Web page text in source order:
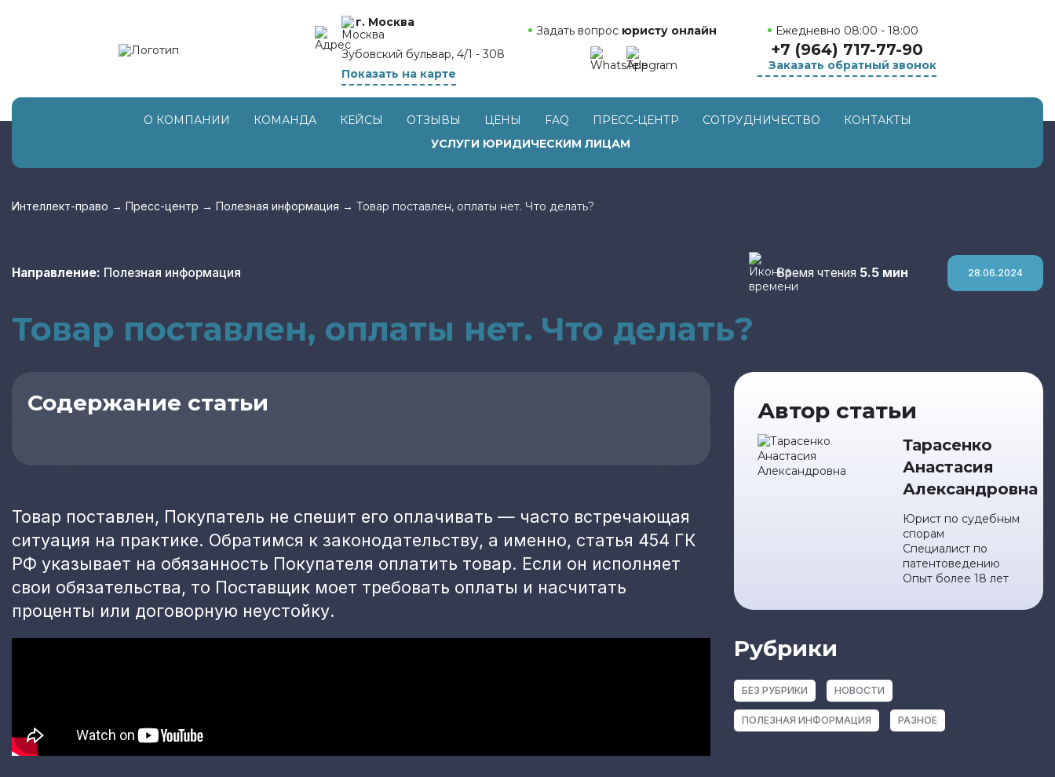
г. Москва
Зубовский бульвар, 4/1 - 308
Показать на карте
Задать вопрос юристу онлайн Ежедневно 08:00 - 18:00
+7 (964) 717-77-90
Заказать обратный звонок
УСЛУГИ ЮРИДИЧЕСКИМ ЛИЦАМ
О КОМПАНИИ КОМАНДА КЕЙСЫ ОТЗЫВЫ ЦЕНЫ FAQ ПРЕСС-ЦЕНТР СОТРУДНИЧЕСТВО КОНТАКТЫ
Интеллект-право → Пресс-центр → Полезная информация → Товар поставлен, оплаты нет. Что делать?
Направление: Полезная информация Время чтения 5.5 мин 28.06.2024
Товар поставлен, оплаты нет. Что делать?
Содержание статьи
Товар поставлен, Покупатель не спешит его оплачивать — часто встречающая
ситуация на практике. Обратимся к законодательству, а именно, статья 454 ГК
РФ указывает на обязанность Покупателя оплатить товар. Если он исполняет
свои обязательства, то Поставщик моет требовать оплаты и насчитать
проценты или договорную неустойку.
Автор статьи
Тарасенко
Анастасия
Александровна
Юрист по судебным
спорам
Специалист по
патентоведению
Опыт более 18 лет
Рубрики
БЕЗ РУБРИКИ НОВОСТИ
ПОЛЕЗНАЯ ИНФОРМАЦИЯ РАЗНОЕ